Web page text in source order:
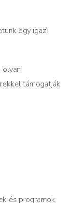
egy igazi
olyan
támogatják
és programok,